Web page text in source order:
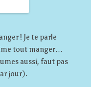
! Je te parle
tout manger…
aussi, faut pas
jour).